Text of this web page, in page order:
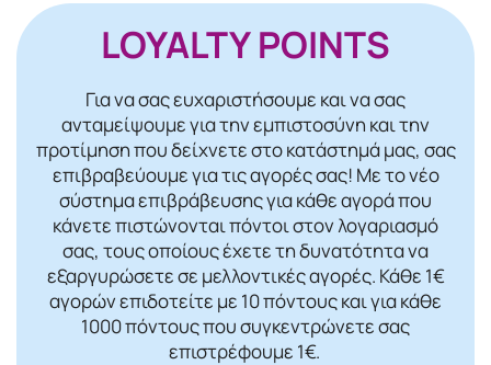
LOYALTY POINTS
Για να σας ευχαριστήσουμε και να σας
ανταμείψουμε για την εμπιστοσύνη και την
προτίμηση που δείχνετε στο κατάστημά μας, σας
επιβραβεύουμε για τις αγορές σας! Mε το νέο
σύστημα επιβράβευσης για κάθε αγορά που
κάνετε πιστώνονται πόντοι στον λογαριασμό
σας, τους οποίους έχετε τη δυνατότητα να
εξαργυρώσετε σε μελλοντικές αγορές. Κάθε 1€
αγορών επιδοτείτε με 10 πόντους και για κάθε
1000 πόντους που συγκεντρώνετε σας
επιστρέφουμε 1€.